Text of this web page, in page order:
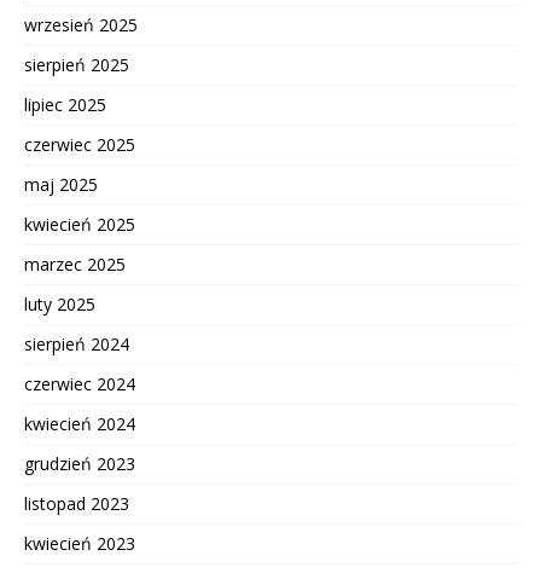
wrzesień 2025
sierpień 2025
lipiec 2025
czerwiec 2025
maj 2025
kwiecień 2025
marzec 2025
luty 2025
sierpień 2024
czerwiec 2024
kwiecień 2024
grudzień 2023
listopad 2023
kwiecień 2023